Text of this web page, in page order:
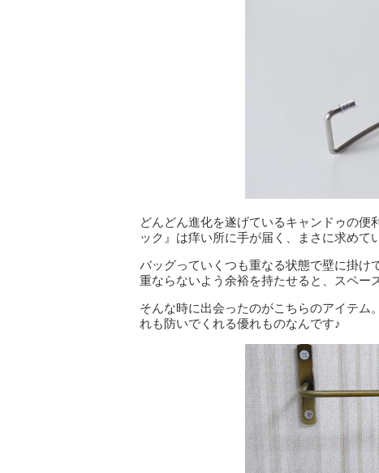
どんどん進化を遂げているキャンドゥの便
ック』は痒い所に手が届く、まさに求めて
バッグっていくつも重なる状態で壁に掛け
重ならないよう余裕を持たせると、スペー
そんな時に出会ったのがこちらのアイテム
れも防いでくれる優れものなんです♪